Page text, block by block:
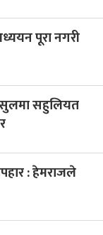
पूरा नगरी
सहुलियत
: हेमराजले